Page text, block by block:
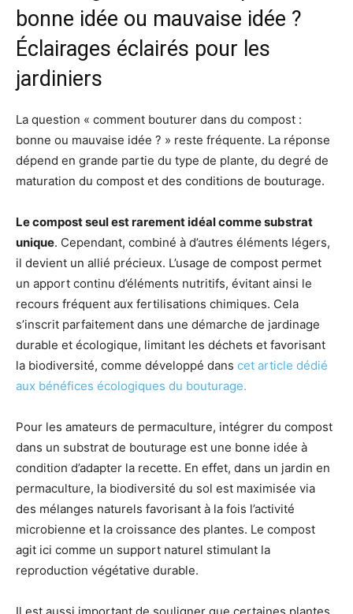
bonne idée ou mauvaise idée ?
Éclairages éclairés pour les
jardiniers
La question « comment bouturer dans du compost :
bonne ou mauvaise idée ? » reste fréquente. La réponse
dépend en grande partie du type de plante, du degré de
maturation du compost et des conditions de bouturage.
Le compost seul est rarement idéal comme substrat
unique. Cependant, combiné à d’autres éléments légers,
il devient un allié précieux. L’usage de compost permet
un apport continu d’éléments nutritifs, évitant ainsi le
recours fréquent aux fertilisations chimiques. Cela
s’inscrit parfaitement dans une démarche de jardinage
durable et écologique, limitant les déchets et favorisant
la biodiversité, comme développé dans cet article dédié
aux bénéfices écologiques du bouturage.
Pour les amateurs de permaculture, intégrer du compost
dans un substrat de bouturage est une bonne idée à
condition d’adapter la recette. En effet, dans un jardin en
permaculture, la biodiversité du sol est maximisée via
des mélanges naturels favorisant à la fois l’activité
microbienne et la croissance des plantes. Le compost
agit ici comme un support naturel stimulant la
reproduction végétative durable.